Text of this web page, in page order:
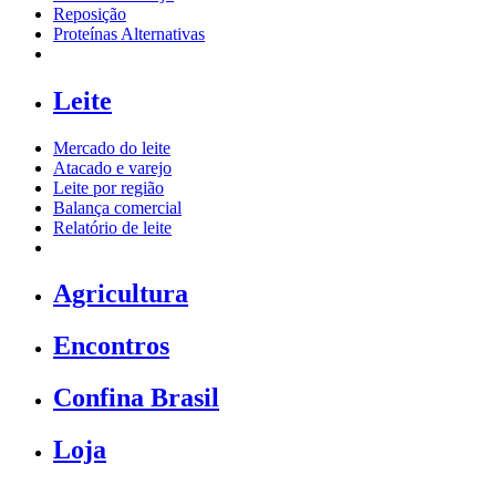
Reposição
Proteínas Alternativas
Leite
Mercado do leite
Atacado e varejo
Leite por região
Balança comercial
Relatório de leite
Agricultura
Encontros
Confina Brasil
Loja